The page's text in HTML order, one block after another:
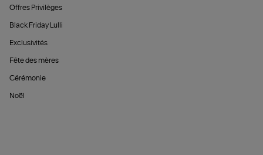
Offres Privilèges
Black Friday Lulli
Exclusivités
Fête des mères
Cérémonie
Noël